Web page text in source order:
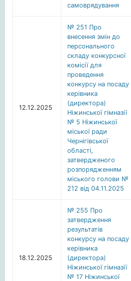
самоврядування
12.12.2025
№ 251 Про
внесення змін до
персонального
складу конкурсної
комісії для
проведення
конкурсу на посаду
керівника
(директора)
Ніжинської гімназії
№ 5 Ніжинської
міської ради
Чернігівської
області,
затвердженого
розпорядженням
міського голови №
212 від 04.11.2025
18.12.2025
№ 255 Про
затвердження
результатів
конкурсу на посаду
керівника
(директора)
Ніжинської гімназії
№ 17 Ніжинської